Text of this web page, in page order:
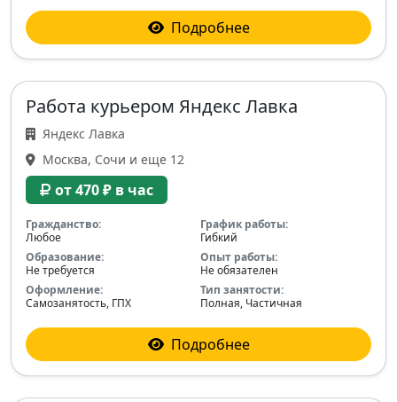
Подробнее
Работа курьером Яндекс Лавка
Яндекс Лавка
Москва, Сочи и еще 12
от 470 ₽ в час
Гражданство:
Любое
График работы:
Гибкий
Образование:
Не требуется
Опыт работы:
Не обязателен
Оформление:
Самозанятость, ГПХ
Тип занятости:
Полная, Частичная
Подробнее